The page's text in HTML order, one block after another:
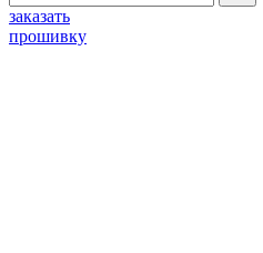
заказать
прошивку